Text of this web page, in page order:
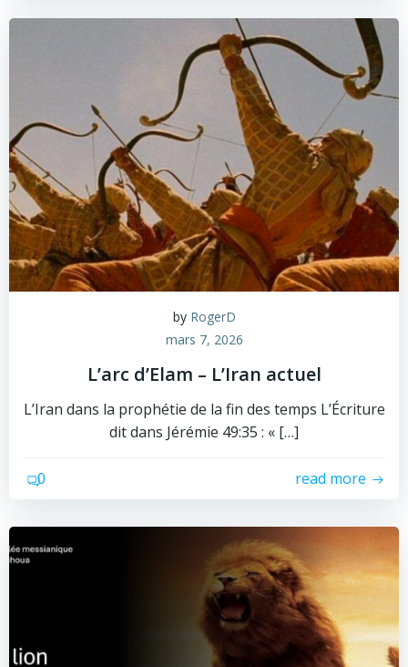
by RogerD
mars 7, 2026
L’arc d’Elam – L’Iran actuel
L’Iran dans la prophétie de la fin des temps L’Écriture
dit dans Jérémie 49:35 : « […]
0 read more